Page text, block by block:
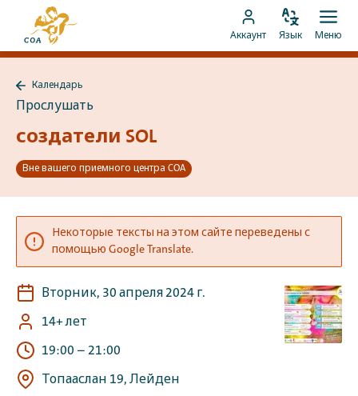
Перейти
контенту
главную
страницу
Перейти
к
Аккаунт
Изменить
Язык Меню
Календарь
Прослушать
создатели SOL
Вне вашего приемного центра COA
Некоторые тексты на этом сайте переведены с
помощью Google Translate.
Вторник, 30 апреля 2024 г.
14+ лет
19:00 – 21:00
Топааслан 19, Лейден